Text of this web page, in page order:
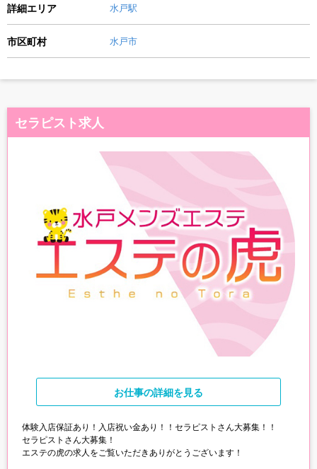
詳細エリア 水戸駅
市区町村 水戸市
セラピスト求人
お仕事の詳細を見る
体験入店保証あり！入店祝い金あり！！セラピストさん大募集！！
セラピストさん大募集！
エステの虎の求人をご覧いただきありがとうございます！